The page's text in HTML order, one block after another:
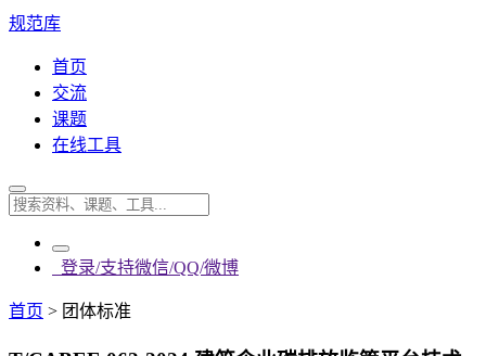
规范库
首页
交流
课题
在线工具
登录/支持微信/QQ/微博
首页 > 团体标准